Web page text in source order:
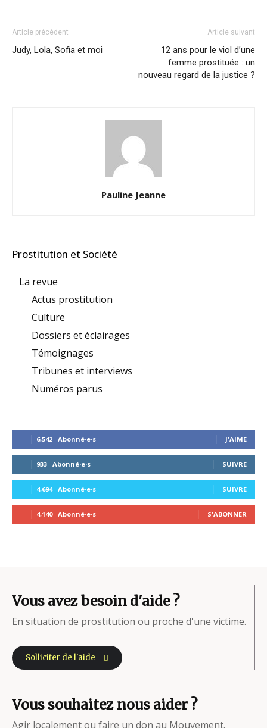
Article précédent
Judy, Lola, Sofia et moi
Article suivant
12 ans pour le viol d’une
femme prostituée : un
nouveau regard de la justice ?
Pauline Jeanne
Prostitution et Société
La revue
Actus prostitution
Culture
Dossiers et éclairages
Témoignages
Tribunes et interviews
Numéros parus
6,542 Abonné·e·s J'AIME
933 Abonné·e·s SUIVRE
4,694 Abonné·e·s SUIVRE
4,140 Abonné·e·s S'ABONNER
Vous avez besoin d'aide ?
En situation de prostitution ou proche d'une victime.
Solliciter de l'aide
Vous souhaitez nous aider ?
Agir localement ou faire un don au Mouvement.